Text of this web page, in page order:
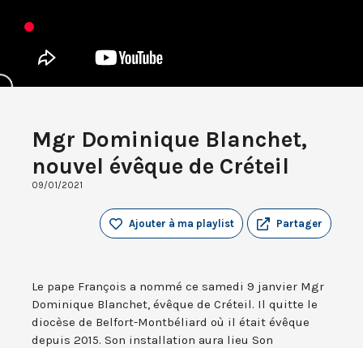
Mgr Dominique Blanchet,
nouvel évêque de Créteil
09/01/2021
Partager
Ajouter à ma playlist
Le pape François a nommé ce samedi 9 janvier Mgr
Dominique Blanchet, évêque de Créteil. Il quitte le
diocèse de Belfort-Montbéliard où il était évêque
depuis 2015. Son installation aura lieu Son